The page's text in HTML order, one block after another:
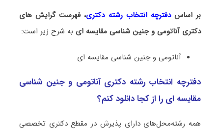
بر اساسدفترچه انتخاب رشته دکتری، فهرست گرایش های
دکتری آﻧﺎﺗﻮمی و ﺟﻨﻴﻦ ﺷﻨﺎسی ﻣﻘﺎﻳﺴﻪ ای به شرح زیر است:
آﻧﺎﺗﻮمی و ﺟﻨﻴﻦ ﺷﻨﺎسی ﻣﻘﺎﻳﺴﻪ ای
دفترچه انتخاب رشته دکتری آﻧﺎﺗﻮمی و ﺟﻨﻴﻦ ﺷﻨﺎسی
ﻣﻘﺎﻳﺴﻪ ای را از کجا دانلود کنم؟
همه رشته‌محل‌های دارای پذیرش در مقطع دکتری تخصصی